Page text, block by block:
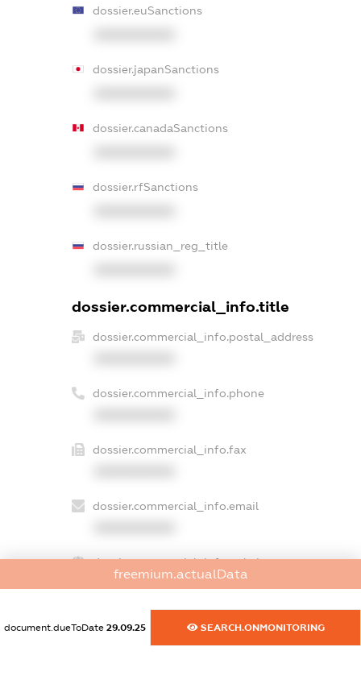
dossier.euSanctions
dossier.japanSanctions
dossier.canadaSanctions
dossier.rfSanctions
dossier.russian_reg_title
dossier.commercial_info.title
dossier.commercial_info.postal_address
dossier.commercial_info.phone
dossier.commercial_info.fax
dossier.commercial_info.email
dossier.commercial_info.website
freemium.actualData
document.dueToDate 29.09.25 SEARCH.ONMONITORING